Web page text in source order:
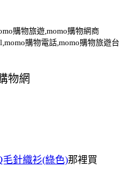
購物旅遊,momo購物網商
購物電話,momo購物旅遊台
物網
毛針織衫(綠色)那裡買